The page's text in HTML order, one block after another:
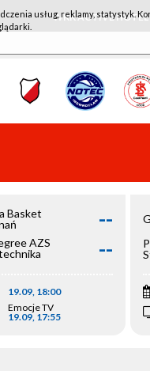
WKK ACTIVE
Basket
--
AZS
--
19.09, 18:00
Emocje TV
19.09, 17:55
usług, reklamy, statystyk.